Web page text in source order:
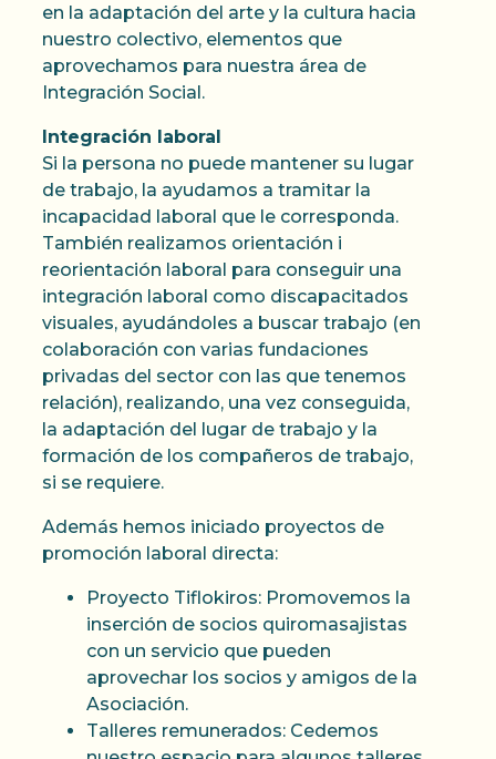
en la adaptación del arte y la cultura hacia
nuestro colectivo, elementos que
aprovechamos para nuestra área de
Integración Social.
Integración laboral
Si la persona no puede mantener su lugar
de trabajo, la ayudamos a tramitar la
incapacidad laboral que le corresponda.
También realizamos orientación i
reorientación laboral para conseguir una
integración laboral como discapacitados
visuales, ayudándoles a buscar trabajo (en
colaboración con varias fundaciones
privadas del sector con las que tenemos
relación), realizando, una vez conseguida,
la adaptación del lugar de trabajo y la
formación de los compañeros de trabajo,
si se requiere.
Además hemos iniciado proyectos de
promoción laboral directa:
Proyecto Tiflokiros: Promovemos la
inserción de socios quiromasajistas
con un servicio que pueden
aprovechar los socios y amigos de la
Asociación.
Talleres remunerados: Cedemos